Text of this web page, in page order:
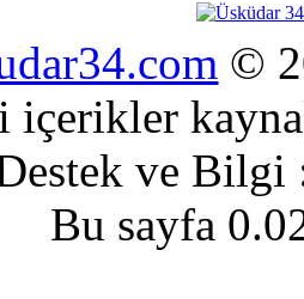
©
içerikler
ve
Bu sayfa